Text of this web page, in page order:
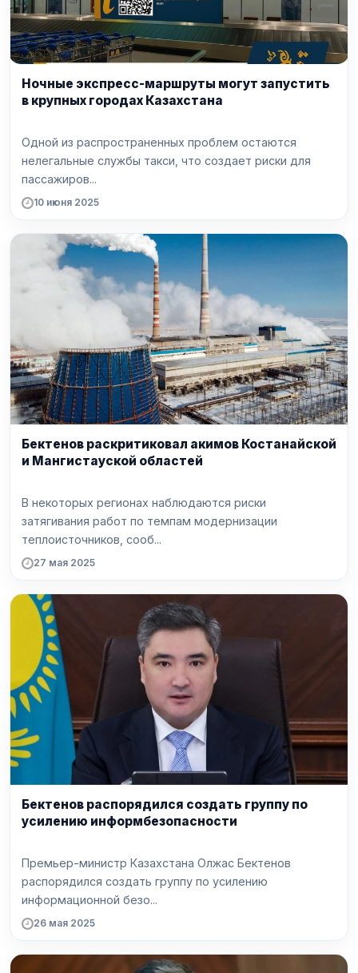
Ночные экспресс-маршруты могут запустить
в крупных городах Казахстана
Одной из распространенных проблем остаются
нелегальные службы такси, что создает риски для
пассажиров...
10 июня 2025
Бектенов раскритиковал акимов Костанайской
и Мангистауской областей
В некоторых регионах наблюдаются риски
затягивания работ по темпам модернизации
теплоисточников, сооб...
27 мая 2025
Бектенов распорядился создать группу по
усилению информбезопасности
Премьер-министр Казахстана Олжас Бектенов
распорядился создать группу по усилению
информационной безо...
26 мая 2025